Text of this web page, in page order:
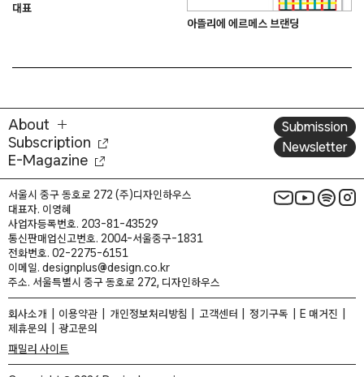
대표
아뜰리에 에르메스 브랜딩
About
Subscription
E-Magazine
Submission
Newsletter
서울시 중구 동호로 272 (주)디자인하우스
대표자. 이영혜
사업자등록번호. 203-81-43529
통신판매업신고번호. 2004-서울중구-1831
전화번호. 02-2275-6151
이메일. designplus@design.co.kr
주소. 서울특별시 중구 동호로 272, 디자인하우스
회사소개 이용약관 개인정보처리방침 고객센터 정기구독
E 매거진
제휴문의
광고문의
패밀리 사이트